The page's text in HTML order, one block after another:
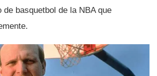
de basquetbol de la NBA que